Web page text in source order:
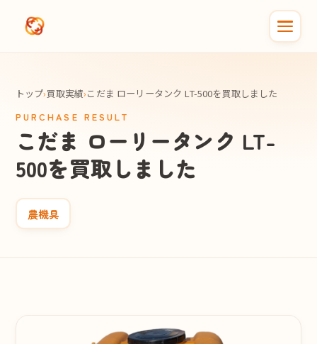
トップ›買取実績›こだま ローリータンク LT-500を買取しました
PURCHASE RESULT
こだま ローリータンク LT-
500を買取しました
農機具